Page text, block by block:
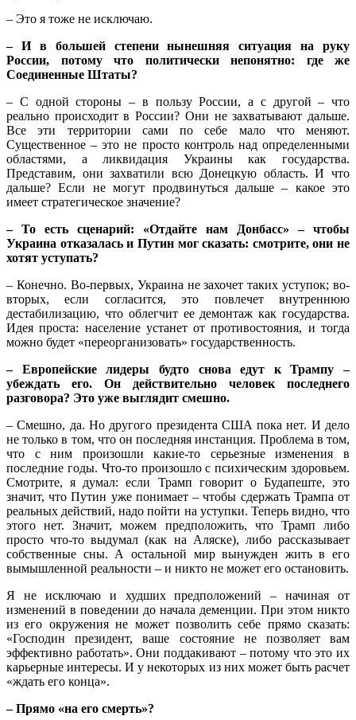
– Это я тоже не исключаю.
– И в большей степени нынешняя ситуация на руку
России, потому что политически непонятно: где же
Соединенные Штаты?
– С одной стороны – в пользу России, а с другой – что
реально происходит в России? Они не захватывают дальше.
Все эти территории сами по себе мало что меняют.
Существенное – это не просто контроль над определенными
областями, а ликвидация Украины как государства.
Представим, они захватили всю Донецкую область. И что
дальше? Если не могут продвинуться дальше – какое это
имеет стратегическое значение?
– То есть сценарий: «Отдайте нам Донбасс» – чтобы
Украина отказалась и Путин мог сказать: смотрите, они не
хотят уступать?
– Конечно. Во-первых, Украина не захочет таких уступок; во-
вторых, если согласится, это повлечет внутреннюю
дестабилизацию, что облегчит ее демонтаж как государства.
Идея проста: население устанет от противостояния, и тогда
можно будет «переорганизовать» государственность.
– Европейские лидеры будто снова едут к Трампу –
убеждать его. Он действительно человек последнего
разговора? Это уже выглядит смешно.
– Смешно, да. Но другого президента США пока нет. И дело
не только в том, что он последняя инстанция. Проблема в том,
что с ним произошли какие-то серьезные изменения в
последние годы. Что-то произошло с психическим здоровьем.
Смотрите, я думал: если Трамп говорит о Будапеште, это
значит, что Путин уже понимает – чтобы сдержать Трампа от
реальных действий, надо пойти на уступки. Теперь видно, что
этого нет. Значит, можем предположить, что Трамп либо
просто что-то выдумал (как на Аляске), либо рассказывает
собственные сны. А остальной мир вынужден жить в его
вымышленной реальности – и никто не может его остановить.
Я не исключаю и худших предположений – начиная от
изменений в поведении до начала деменции. При этом никто
из его окружения не может позволить себе прямо сказать:
«Господин президент, ваше состояние не позволяет вам
эффективно работать». Они поддакивают – потому что это их
карьерные интересы. И у некоторых из них может быть расчет
«ждать его конца».
– Прямо «на его смерть»?